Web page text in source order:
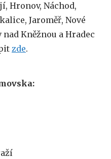
Hronov, Náchod,
Jaroměř, Nové
Kněžnou a Hradec
zde.